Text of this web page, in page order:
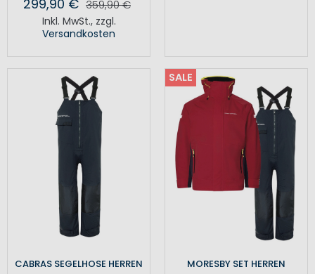
299,90 € 359,90 €
Inkl. MwSt., zzgl.
Versandkosten
CABRAS SEGELHOSE HERREN
SALE
MORESBY SET HERREN